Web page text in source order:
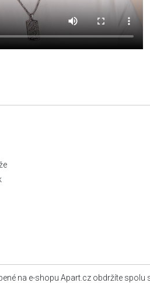
na e-shopu Apart.cz obdržíte spolu